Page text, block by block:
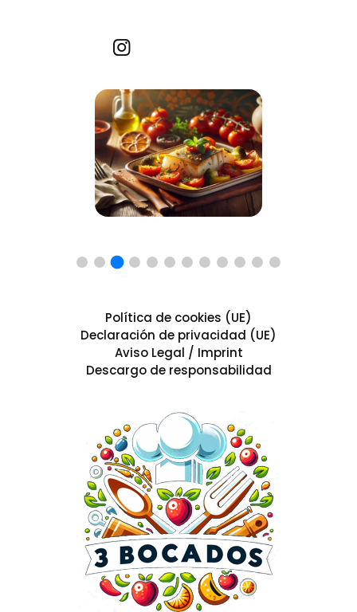
Política de cookies (UE)
Declaración de privacidad (UE)
Aviso Legal / Imprint
Descargo de responsabilidad